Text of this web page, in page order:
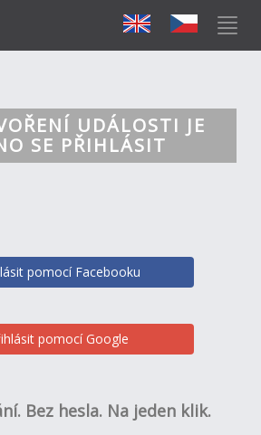
UDÁLOSTI JE
SE PŘIHLÁSIT
pomocí Facebooku
pomocí Google
Bez hesla. Na jeden klik.